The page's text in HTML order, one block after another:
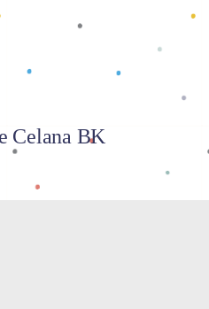
Celana BK